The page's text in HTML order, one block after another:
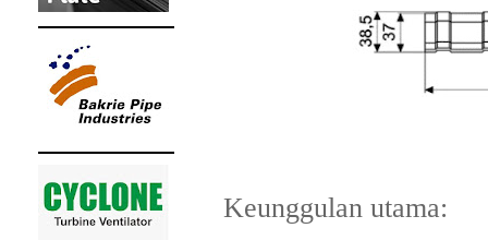
Keunggulan utama: